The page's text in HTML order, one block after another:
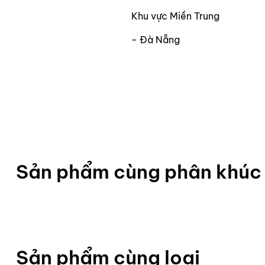
Khu vực Miền Trung
- Đà Nẵng
Khu vực Miền Nam
- Biên Hòa, Phú Mỹ, Tp.Bà
Sản phẩm cùng phân khúc
Sản phẩm cùng loại